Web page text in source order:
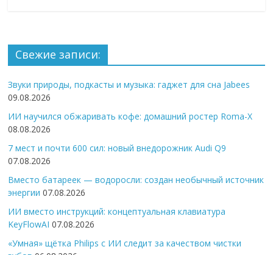
Свежие записи:
Звуки природы, подкасты и музыка: гаджет для сна Jabees
09.08.2026
ИИ научился обжаривать кофе: домашний ростер Roma-X
08.08.2026
7 мест и почти 600 сил: новый внедорожник Audi Q9
07.08.2026
Вместо батареек — водоросли: создан необычный источник
энергии 07.08.2026
ИИ вместо инструкций: концептуальная клавиатура
KeyFlowAI 07.08.2026
«Умная» щётка Philips с ИИ следит за качеством чистки